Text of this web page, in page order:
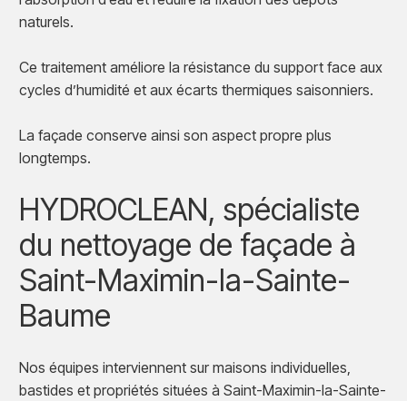
naturels.
Ce traitement améliore la résistance du support face aux
cycles d’humidité et aux écarts thermiques saisonniers.
La façade conserve ainsi son aspect propre plus
longtemps.
HYDROCLEAN, spécialiste
du nettoyage de façade à
Saint-Maximin-la-Sainte-
Baume
Nos équipes interviennent sur maisons individuelles,
bastides et propriétés situées à Saint-Maximin-la-Sainte-